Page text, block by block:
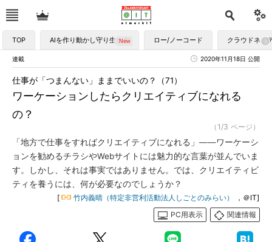
TOP AIを作り動かし守り生かす ロー/ノーコード クラウドネイ
連載 2020年11月18日 公開
ワーケーションしたらクリエイティブになれる
の？
仕事が「つまんない」ままでいいの？（71）
（1/3 ページ）
「地方で仕事をすればクリエイティブになれる」――ワーケーシ
ョンを勧めるチラシやWebサイトには魅力的な言葉が並んでいま
す。しかし、それは事実ではありません。では、クリエイティビ
ティを養うには、何が必要なのでしょうか？
[ 竹内義晴（特定非営利活動法人しごとのみらい）
，＠IT]
PC用表示
関連情報